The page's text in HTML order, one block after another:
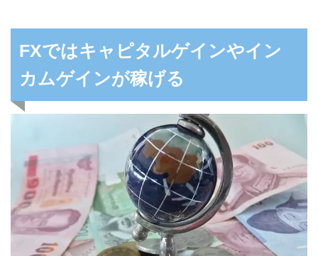
FXではキャピタルゲインやイン
カムゲインが稼げる